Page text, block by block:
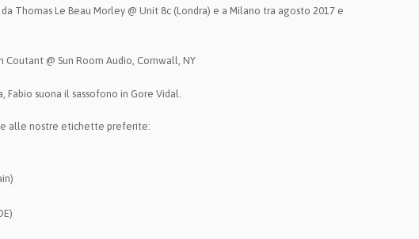
Thomas Le Beau Morley @ Unit 8c (Londra) e a Milano tra agosto 2017 e
Coutant @ Sun Room Audio, Cornwall, NY
Fabio suona il sassofono in Gore Vidal.
alle nostre etichette preferite: